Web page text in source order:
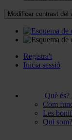
Modificar contrast del
Registra't
Inicia sessió
Què és?
Com
Les
Qui som?